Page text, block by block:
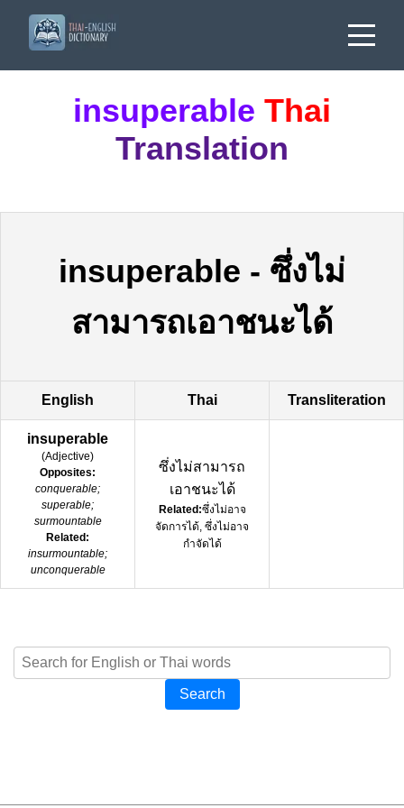
insuperable Thai
Translation
insuperable - ซึ่งไม่
สามารถเอาชนะได้
English Thai Transliteration
insuperable
(Adjective)
Opposites:
conquerable;
superable;
surmountable
Related:
insurmountable;
unconquerable
ซึ่งไม่สามารถ
เอาชนะได้
Related:ซึ่งไม่อาจ
จัดการได้, ซึ่งไม่อาจ
กำจัดได้
Search